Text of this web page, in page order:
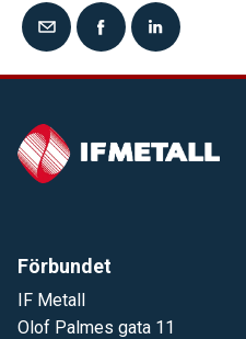
Förbundet
IF Metall
Olof Palmes gata 11